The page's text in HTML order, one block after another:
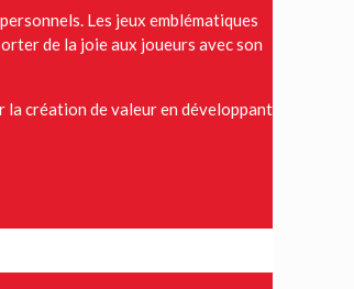
Les jeux emblématiques
de la joie aux joueurs avec son
la création de valeur en développant